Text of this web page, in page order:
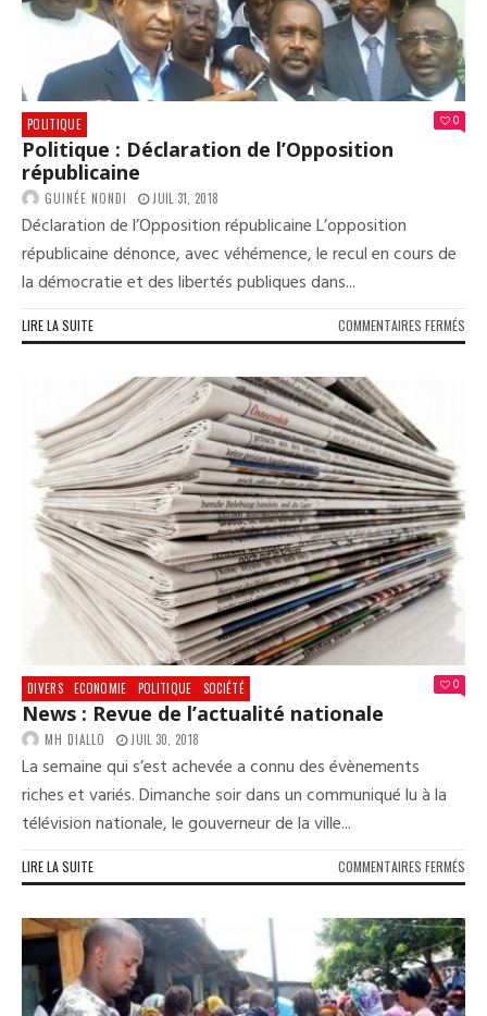
POLITIQUE 0
Politique : Déclaration de l’Opposition
républicaine
GUINÉE NONDI JUIL 31, 2018
Déclaration de l’Opposition républicaine L’opposition
républicaine dénonce, avec véhémence, le recul en cours de
la démocratie et des libertés publiques dans...
LIRE LA SUITE COMMENTAIRES FERMÉS
DIVERS ECONOMIE POLITIQUE SOCIÉTÉ 0
News : Revue de l’actualité nationale
MH DIALLO JUIL 30, 2018
La semaine qui s’est achevée a connu des évènements
riches et variés. Dimanche soir dans un communiqué lu à la
télévision nationale, le gouverneur de la ville...
LIRE LA SUITE COMMENTAIRES FERMÉS
DE